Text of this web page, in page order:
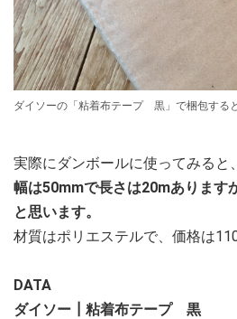
ダイソーの「粘着布テープ 黒」で梱包する
実際にダンボールに使ってみると
幅は50mmで長さは20mあります
と思います。
材質はポリエステルで、価格は
DATA
ダイソー┃粘着布テープ 黒